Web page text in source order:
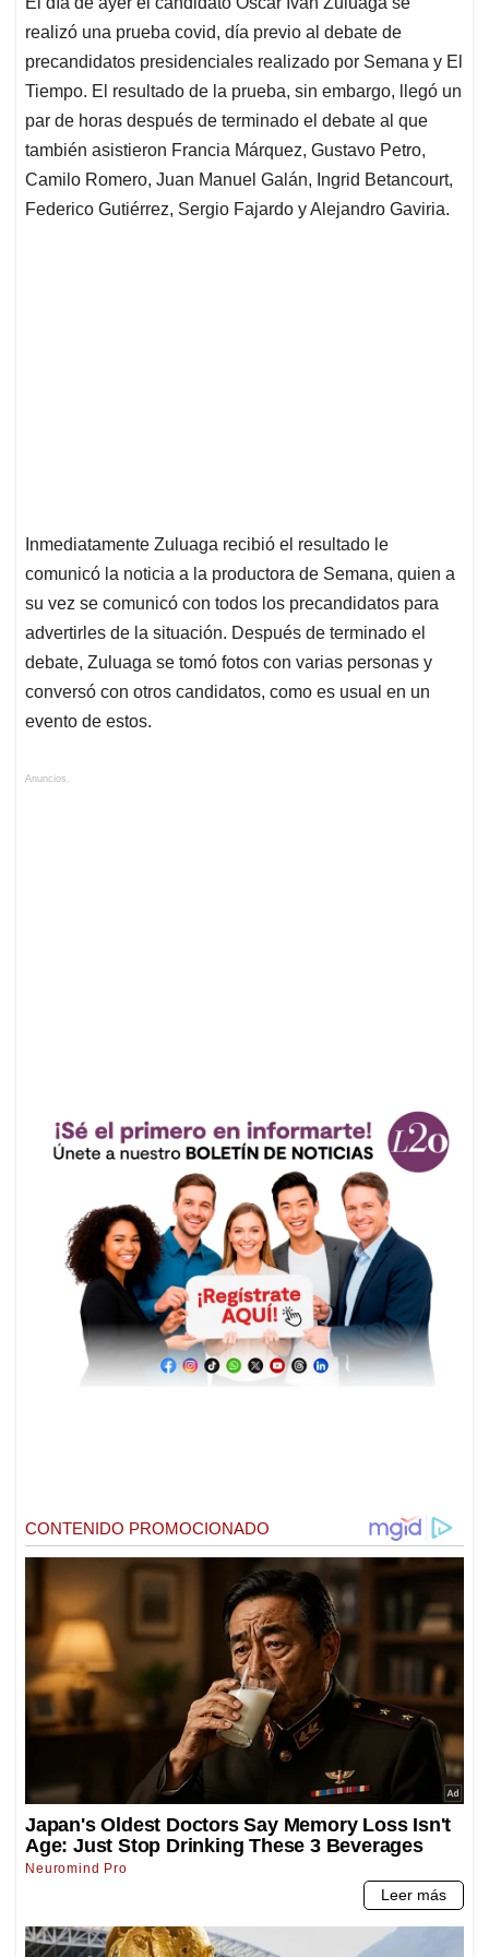
s
A
p
p
b
o
o
k
e
d
I
n
l
a
d
s
realizó una prueba covid, día previo al debate de
precandidatos presidenciales realizado por Semana y El
Tiempo. El resultado de la prueba, sin embargo, llegó un
par de horas después de terminado el debate al que
también asistieron Francia Márquez, Gustavo Petro,
Camilo Romero, Juan Manuel Galán, Ingrid Betancourt,
Federico Gutiérrez, Sergio Fajardo y Alejandro Gaviria.
Inmediatamente Zuluaga recibió el resultado le
comunicó la noticia a la productora de Semana, quien a
su vez se comunicó con todos los precandidatos para
advertirles de la situación. Después de terminado el
debate, Zuluaga se tomó fotos con varias personas y
conversó con otros candidatos, como es usual en un
evento de estos.
Anuncios.